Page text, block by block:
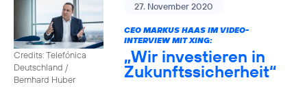
Credits: Telefónica
Deutschland /
Bernhard Huber
27. November 2020
CEO MARKUS HAAS IM VIDEO-
INTERVIEW MIT XING:
„Wir investieren in
Zukunftssicherheit“